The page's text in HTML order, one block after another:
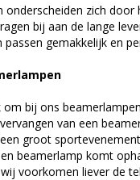
onderscheiden zich
bij aan de lange
passen gemakkelijk en
om bij ons
van een
groot
beamerlamp komt
voorkomen liever de